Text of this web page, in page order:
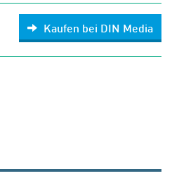
Kaufen bei DIN Media